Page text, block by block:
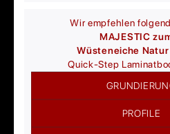
Wir empfehlen
MAJESTIC
Wüsteneiche
Quick-Step
PROFILE